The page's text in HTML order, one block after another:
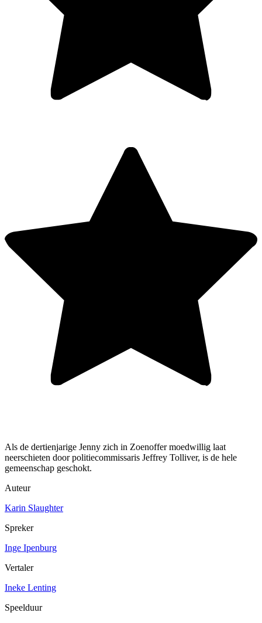
Als de dertienjarige Jenny zich in Zoenoffer moedwillig laat
neerschieten door politiecommissaris Jeffrey Tolliver, is de hele
gemeenschap geschokt.
Auteur
Karin Slaughter
Spreker
Inge Ipenburg
Vertaler
Ineke Lenting
Speelduur